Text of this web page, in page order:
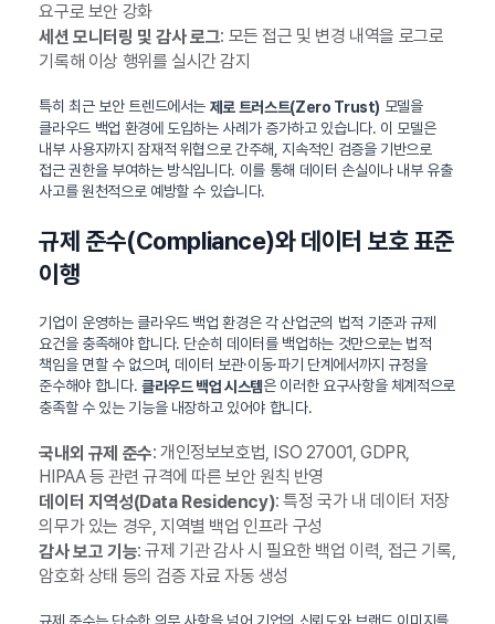
요구로 보안 강화
세션 모니터링 및 감사 로그: 모든 접근 및 변경 내역을 로그로
기록해 이상 행위를 실시간 감지
특히 최근 보안 트렌드에서는 제로 트러스트(Zero Trust) 모델을
클라우드 백업 환경에 도입하는 사례가 증가하고 있습니다. 이 모델은
내부 사용자까지 잠재적 위협으로 간주해, 지속적인 검증을 기반으로
접근 권한을 부여하는 방식입니다. 이를 통해 데이터 손실이나 내부 유출
사고를 원천적으로 예방할 수 있습니다.
규제 준수(Compliance)와 데이터 보호 표준
이행
기업이 운영하는 클라우드 백업 환경은 각 산업군의 법적 기준과 규제
요건을 충족해야 합니다. 단순히 데이터를 백업하는 것만으로는 법적
책임을 면할 수 없으며, 데이터 보관·이동·파기 단계에서까지 규정을
준수해야 합니다. 클라우드 백업 시스템은 이러한 요구사항을 체계적으로
충족할 수 있는 기능을 내장하고 있어야 합니다.
국내외 규제 준수: 개인정보보호법, ISO 27001, GDPR,
HIPAA 등 관련 규격에 따른 보안 원칙 반영
데이터 지역성(Data Residency): 특정 국가 내 데이터 저장
의무가 있는 경우, 지역별 백업 인프라 구성
감사 보고 기능: 규제 기관 감사 시 필요한 백업 이력, 접근 기록,
암호화 상태 등의 검증 자료 자동 생성